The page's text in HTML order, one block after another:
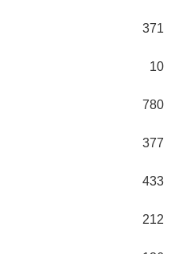
371
10
780
377
433
212